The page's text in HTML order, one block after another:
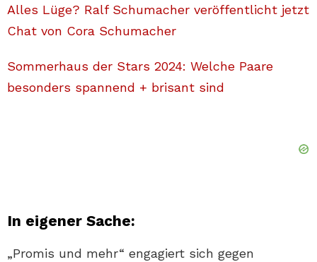
Alles Lüge? Ralf Schumacher veröffentlicht jetzt
Chat von Cora Schumacher
Sommerhaus der Stars 2024: Welche Paare
besonders spannend + brisant sind
In eigener Sache:
„Promis und mehr“ engagiert sich gegen